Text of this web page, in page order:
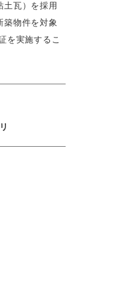
土瓦）を採用
築物件を対象
を実施するこ